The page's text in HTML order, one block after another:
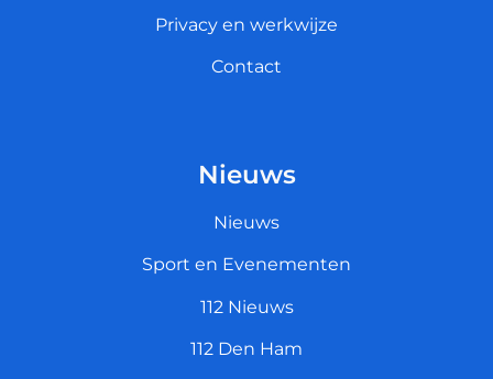
Privacy en werkwijze
Contact
Nieuws
Nieuws
Sport en Evenementen
112 Nieuws
112 Den Ham